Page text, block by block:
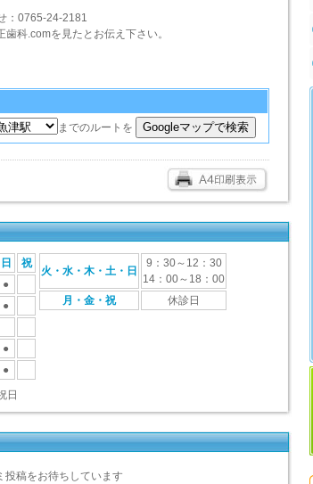
： 0765-24-2181
科.comを見たとお伝え下さい。
までのルートを
日
祝
●
●
●
●
火・水・木・土・日
9：30～12：30
14：00～18：00
月・金・祝
休診日
日
投稿をお待ちしています